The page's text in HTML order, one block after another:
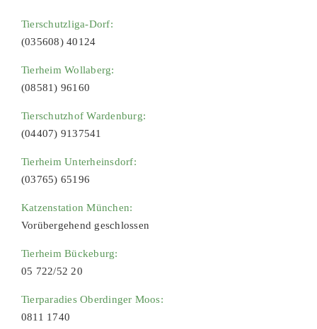
Tierschutzliga-Dorf:
(035608) 40124
Tierheim Wollaberg:
(08581) 96160
Tierschutzhof Wardenburg:
(04407) 9137541
Tierheim Unterheinsdorf:
(03765) 65196
Katzenstation München:
Vorübergehend geschlossen
Tierheim Bückeburg:
05 722/52 20
Tierparadies Oberdinger Moos:
0811 1740